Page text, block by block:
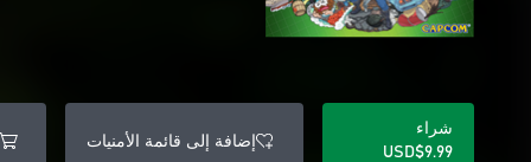
شراء
USD$9.99
إضافة إلى قائمة الأمنيات